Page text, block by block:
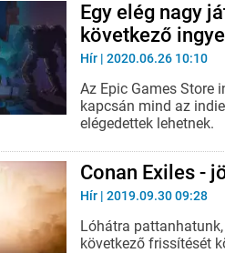
Egy elég nagy
következő
Hír | 2020.06.26 10:10
Az Epic Games Store
kapcsán mind az
elégedettek lehetnek.
Conan Exiles -
Hír | 2019.09.30 09:28
Lóhátra
következő frissítését